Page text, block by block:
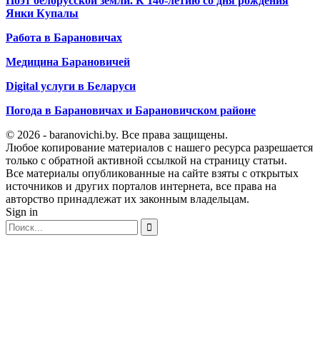
Янки Купалы
Работа в Барановичах
Медицина Барановичей
Digital услуги в Беларуси
Погода в Барановичах и Барановичском районе
© 2026 - baranovichi.by. Все права защищены.
Любое копирование материалов с нашего ресурса разрешается
только с обратной активной ссылкой на страницу статьи.
Все материалы опубликованные на сайте взяты с открытых
источников и других порталов интернета, все права на
авторство принадлежат их законным владельцам.
Sign in